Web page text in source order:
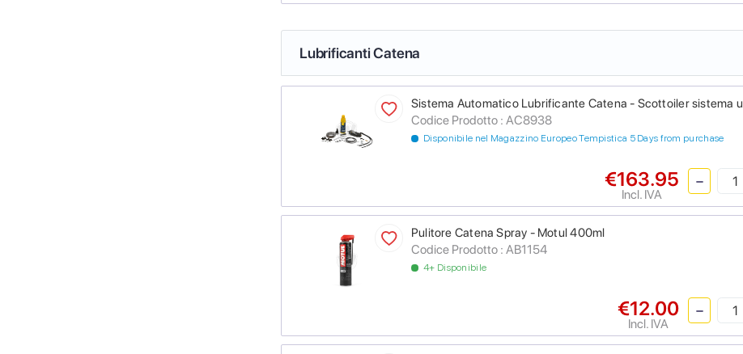
Lubrificanti Catena
Sistema Automatico Lubrificante Catena - Scottoiler sistema
Codice Prodotto : AC8938
Disponibile nel Magazzino Europeo Tempistica 5 Days from purchase
€163.95
Incl. IVA
Pulitore Catena Spray - Motul 400ml
Codice Prodotto : AB1154
4+ Disponibile
€12.00
Incl. IVA